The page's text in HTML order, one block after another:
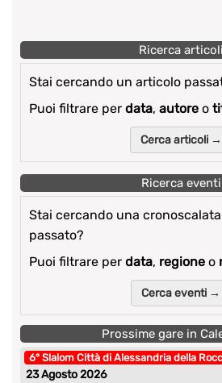
Ricerca articoli
Stai cercando un articolo
Puoi filtrare per data, autore o
Cerca articoli →
Ricerca eventi
Stai cercando una
passato?
Puoi filtrare per data, regione o
Cerca eventi →
Prossime gare in
6° Slalom Città di Alessandria della
23 Agosto 2026